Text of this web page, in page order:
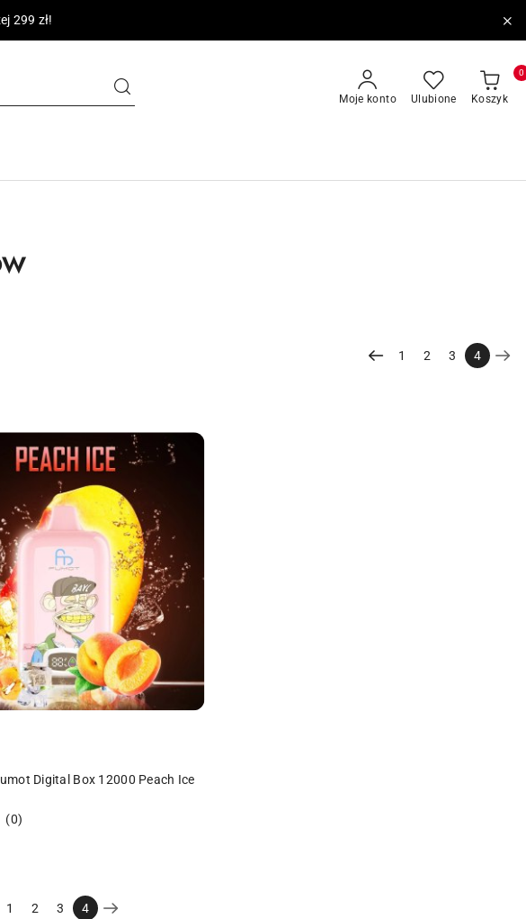
299 zł!
Moje konto Ulubione Koszyk
0
1 2 3 4
Digital Box 12000 Peach Ice
(0)
PRODUKT NIEDOSTĘPNY
1 2 3 4